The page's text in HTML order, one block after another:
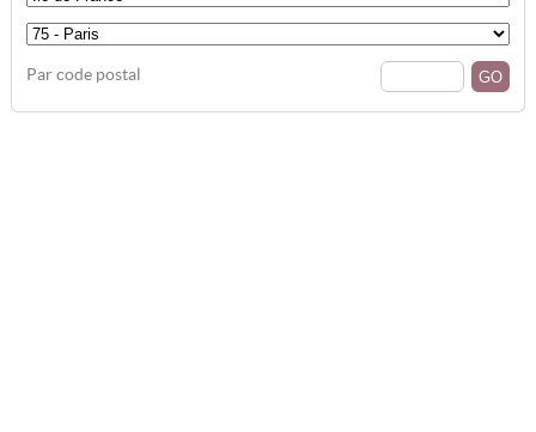
Par code postal